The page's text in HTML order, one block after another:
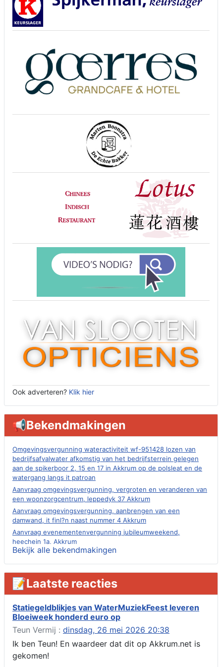
Ook adverteren? Klik hier
📢Bekendmakingen
Omgevingsvergunning wateractiviteit wf-951428 lozen van
bedrijfsafvalwater afkomstig van het bedrijfsterrein gelegen
aan de spikerboor 2, 15 en 17 in Akkrum op de polsleat en de
watergang langs it patroan
Aanvraag omgevingsvergunning, vergroten en veranderen van
een woonzorgcentrum, leppedyk 37 Akkrum
Aanvraag omgevingsvergunning, aanbrengen van een
damwand, it finl?n naast nummer 4 Akkrum
Aanvraag evenementenvergunning jubileumweekend,
heechein 1a, Akkrum
Verlening omgevingsvergunning, tijdelijk gebruik openbare
ruimte 02-10 t/m 02-11-2026, sitadel voor nr 6 te Akkrum
Aanvraag omgevingsvergunning, tijdelijk gebruik openbare
ruimte 02-10 t/m 02-11-2026, sitadel voor nr 6 te Akkrum
Verlenging beslistermijn aanvraag omgevingsvergunning,
heechein 28, 8491 em Akkrum
Aanvraag omgevingsvergunning, veranderen van een woning
(voordeur en dakkapel), boarnsterdyk 75 Akkrum
aanbrengen van asfalt t.b.v. onderhoud fietspad t.h.v
boarnsterdyk, Akkrum
Bekijk alle bekendmakingen
📝Laatste reacties
Statiegeldblikjes van WaterMuziekFeest leveren
Bloeiweek honderd euro op
Teun Vermij : dinsdag, 26 mei 2026 20:38
Ik ben Teun! En waardeer dat dit op Akkrum.net is
gekomen!